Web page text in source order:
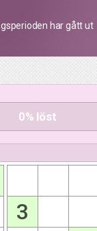
har gått ut
0% löst
3